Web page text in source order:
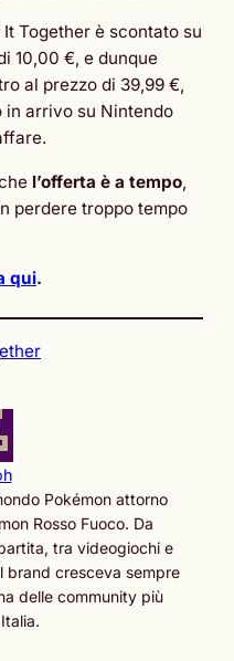
Together è scontato su
10,00 €, e dunque
al prezzo di 39,99 €,
arrivo su Nintendo
l’offerta è a tempo,
perdere troppo tempo
qui.
Pokémon attorno
Rosso Fuoco. Da
tra videogiochi e
brand cresceva sempre
delle community più